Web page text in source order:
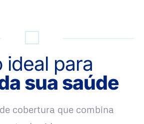
ideal para
sua saúde
cobertura que combina